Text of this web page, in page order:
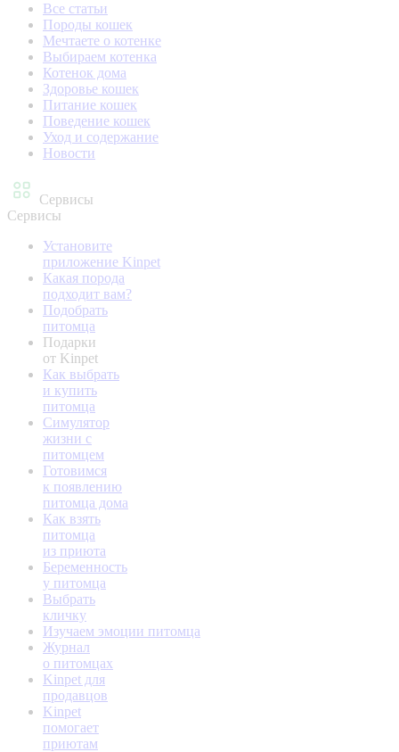
Все статьи
Породы кошек
Мечтаете о котенке
Выбираем котенка
Котенок дома
Здоровье кошек
Питание кошек
Поведение кошек
Уход и содержание
Новости
Сервисы
Сервисы
Установите
приложение Kinpet
Какая порода
подходит вам?
Подобрать
питомца
Подарки
от Kinpet
Как выбрать
и купить
питомца
Симулятор
жизни с
питомцем
Готовимся
к появлению
питомца дома
Как взять
питомца
из приюта
Беременность
у питомца
Выбрать
кличку
Изучаем эмоции питомца
Журнал
о питомцах
Kinpet для
продавцов
Kinpet
помогает
приютам